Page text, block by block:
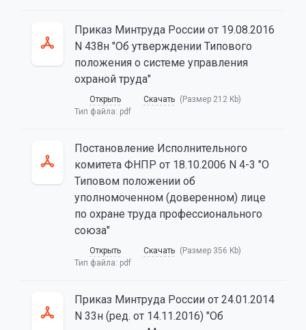
Приказ Минтруда России от 19.08.2016
N 438н "Об утверждении Типового
положения о системе управления
охраной труда"
Открыть Скачать (Размер 212 Kb)
Тип файла: pdf
Постановление Исполнительного
комитета ФНПР от 18.10.2006 N 4-3 "О
Типовом положении об
уполномоченном (доверенном) лице
по охране труда профессионального
союза"
Открыть Скачать (Размер 356 Kb)
Тип файла: pdf
Приказ Минтруда России от 24.01.2014
N 33н (ред. от 14.11.2016) "Об